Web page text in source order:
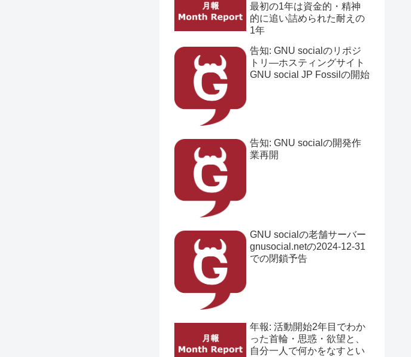
最初の1年は資金的・精神
的に追い詰められた耐えの
1年
告知: GNU socialのリポジ
トリ―ホスティングサイト
GNU social JP Fossilの開始
告知: GNU socialの開発作
業再開
GNU socialの老舗サーバー
gnusocial.netの2024-12-31
での閉鎖予告
年報: 活動開始2年目でわか
った首輪・思惑・欲望と、
自分一人で何かをなすとい